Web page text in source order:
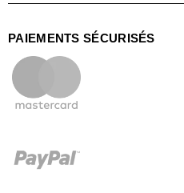
PAIEMENTS SÉCURISÉS